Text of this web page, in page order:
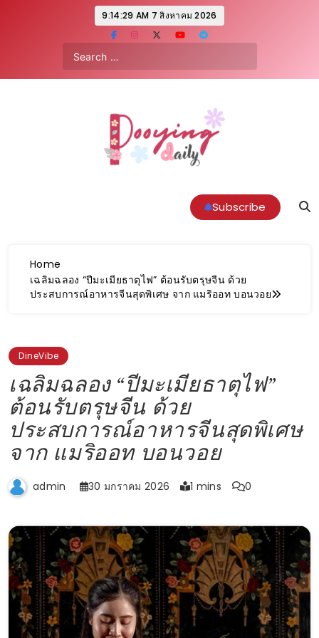
9:14:30 AM 7 สิงหาคม 2026
Subscribe
Home
เฉลิมฉลอง “ปีมะเมียธาตุไฟ” ต้อนรับตรุษจีน ด้วย
ประสบการณ์อาหารจีนสุดพิเศษ จาก แมริออท บอนวอย
DineVibe
เฉลิมฉลอง “ปีมะเมียธาตุไฟ”
ต้อนรับตรุษจีน ด้วย
ประสบการณ์อาหารจีนสุดพิเศษ
จาก แมริออท บอนวอย
admin 30 มกราคม 2026 1 mins 0